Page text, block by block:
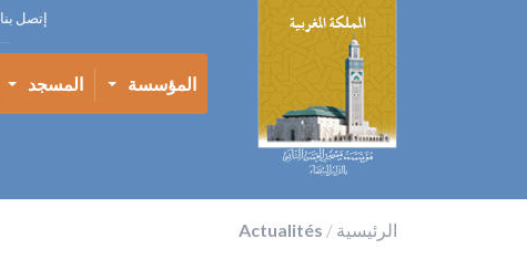
إتصل بنا
المؤسسة المسجد
الرئيسية /
Actualités